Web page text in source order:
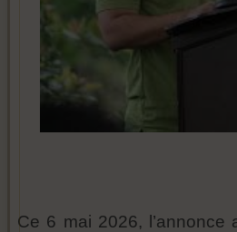
Ce 6 mai 2026, l’annonce